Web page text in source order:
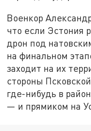
Военкор
что если Эстония
дрон под
на финальном
заходит на их
стороны
где-нибудь в
— и прямиком на